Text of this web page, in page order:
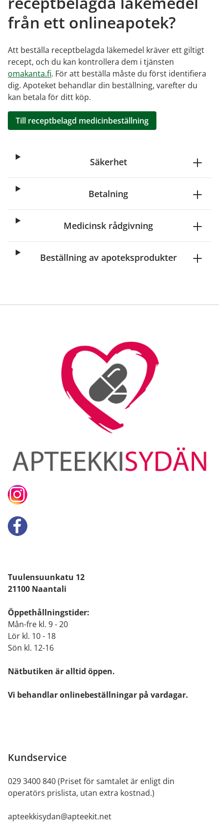
från ett onlineapotek?
Att beställa receptbelagda läkemedel kräver ett giltigt
recept, och du kan kontrollera dem i tjänsten
omakanta.fi. För att beställa måste du först identifiera
dig. Apoteket behandlar din beställning, varefter du
kan betala för ditt köp.
Till receptbelagd medicinbeställning
Säkerhet
Betalning
Medicinsk rådgivning
Beställning av apoteksprodukter
Tuulensuunkatu 12
21100 Naantali
Öppethållningstider:
Mån-fre kl. 9 - 20
Lör kl. 10 - 18
Sön kl. 12-16
Nätbutiken är alltid öppen.
Vi behandlar onlinebeställningar på vardagar.
Kundservice
029 3400 840 (Priset för samtalet är enligt din
operatörs prislista, utan extra kostnad.)
apteekkisydan@apteekit.net